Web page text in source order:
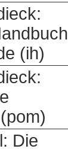
(ih)
Die